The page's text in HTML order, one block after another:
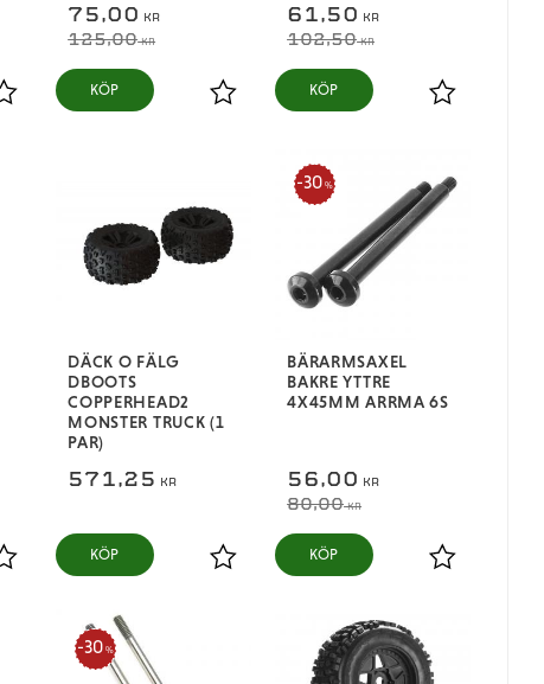
Lägg till i favoriter
75,00 KR
125,00KR
Lägg till i favoriter
KÖP
61,50 KR
102,50KR
Lägg till i
KÖP
Lägg till i favoriter
DÄCK O FÄLG
DBOOTS
COPPERHEAD2
MONSTER TRUCK (1
PAR)
571,25 KR
Lägg till i favoriter
KÖP
BÄRARMSAXEL
BAKRE YTTRE
4X45MM ARRMA 6S
56,00 KR
80,00KR
30 %
Lägg till i
KÖP
30 %